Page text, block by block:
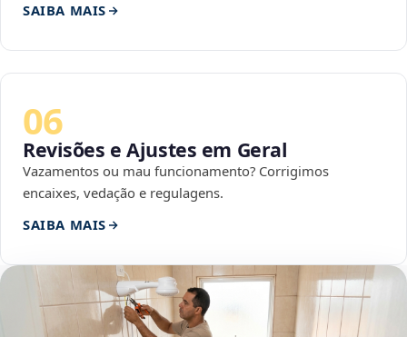
SAIBA MAIS
06
Revisões e Ajustes em Geral
Vazamentos ou mau funcionamento? Corrigimos
encaixes, vedação e regulagens.
SAIBA MAIS